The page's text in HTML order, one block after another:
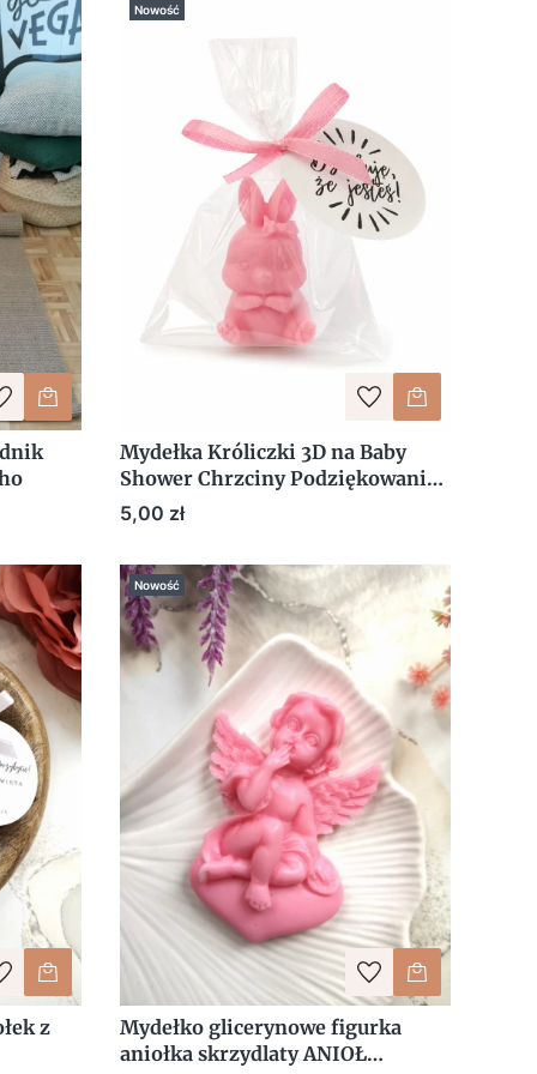
Nowość
Mydełka Króliczki 3D na Baby
Shower Chrzciny Podziękowania
dla Gości Uroczy Upominek
Cena
5,00 zł
z
Nowość
Mydełko glicerynowe figurka
aniołka skrzydlaty ANIOŁ